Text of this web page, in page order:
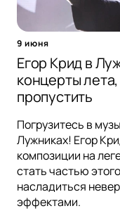
9 июня
Егор Крид в
концерты
пропустить
Погрузитесь в
Лужниках! Егор
композиции на
стать частью
насладиться
эффектами.